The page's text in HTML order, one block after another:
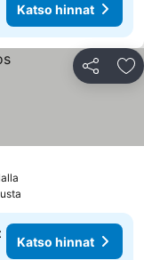
Katso hinnat
Jaa
Katso hinnat